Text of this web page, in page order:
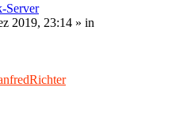
Server
2019, 23:14 » in